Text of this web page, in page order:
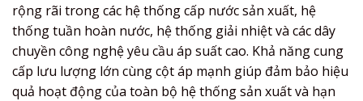
rộng rãi trong các hệ thống cấp nước sản xuất, hệ
thống tuần hoàn nước, hệ thống giải nhiệt và các dây
chuyền công nghệ yêu cầu áp suất cao. Khả năng cung
cấp lưu lượng lớn cùng cột áp mạnh giúp đảm bảo hiệu
quả hoạt động của toàn bộ hệ thống sản xuất và hạn